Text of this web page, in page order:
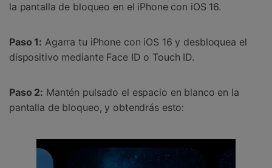
la pantalla de bloqueo en el iPhone con iOS 16.
Paso 1: Agarra tu iPhone con iOS 16 y desbloquea el
dispositivo mediante Face ID o Touch ID.
Paso 2: Mantén pulsado el espacio en blanco en la
pantalla de bloqueo, y obtendrás esto: